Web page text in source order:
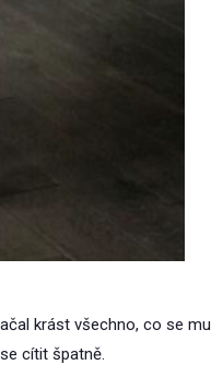
krást všechno, co se mu
cítit špatně.